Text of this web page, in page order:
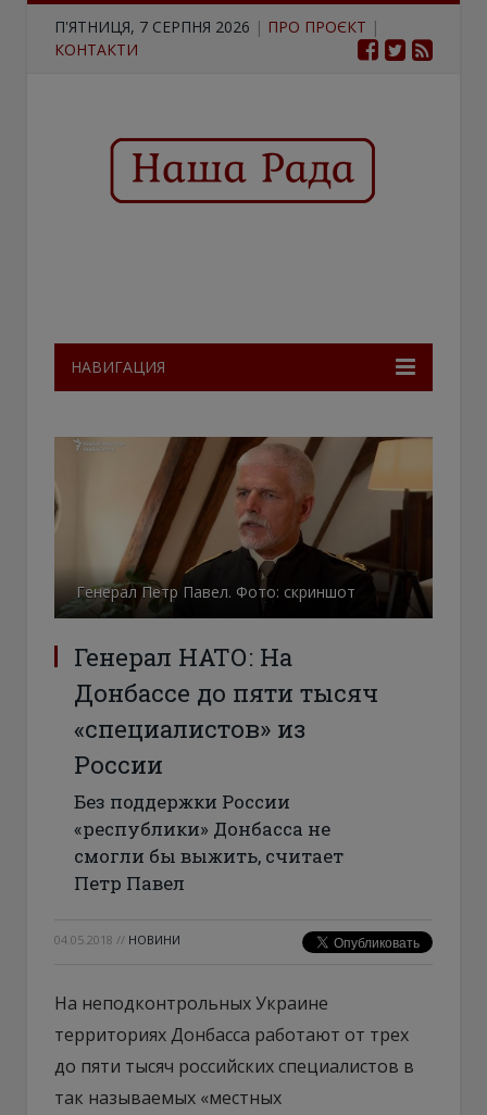
П'ЯТНИЦЯ, 7 СЕРПНЯ 2026 | ПРО ПРОЄКТ |
КОНТАКТИ
НАВИГАЦИЯ
Генерал Петр Павел. Фото: скриншот
Генерал НАТО: На
Донбассе до пяти тысяч
«специалистов» из
России
Без поддержки России
«республики» Донбасса не
смогли бы выжить, считает
Петр Павел
04.05.2018 // НОВИНИ
На неподконтрольных Украине
территориях Донбасса работают от трех
до пяти тысяч российских специалистов в
так называемых «местных